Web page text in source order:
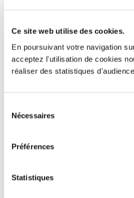
Ce site web utilise des cookies.
En poursuivant votre navigation
acceptez l'utilisation de cookies
réaliser des statistiques
Nécessaires
Préférences
Statistiques
Transport – mise en
Abattoir